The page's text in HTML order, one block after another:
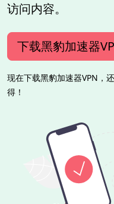
访问内容。
下载黑豹加速器
现在下载黑豹加速器VPN，
得！